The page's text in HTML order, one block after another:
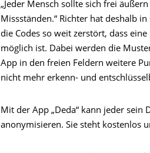
„Jeder Mensch sollte sich frei
Missständen.“ Richter hat deshalb
die Codes so weit zerstört, dass
möglich ist. Dabei werden die
App in den freien Feldern weitere
nicht mehr erkenn- und
Mit der App „Deda“ kann jeder sein
anonymisieren. Sie steht kostenlos